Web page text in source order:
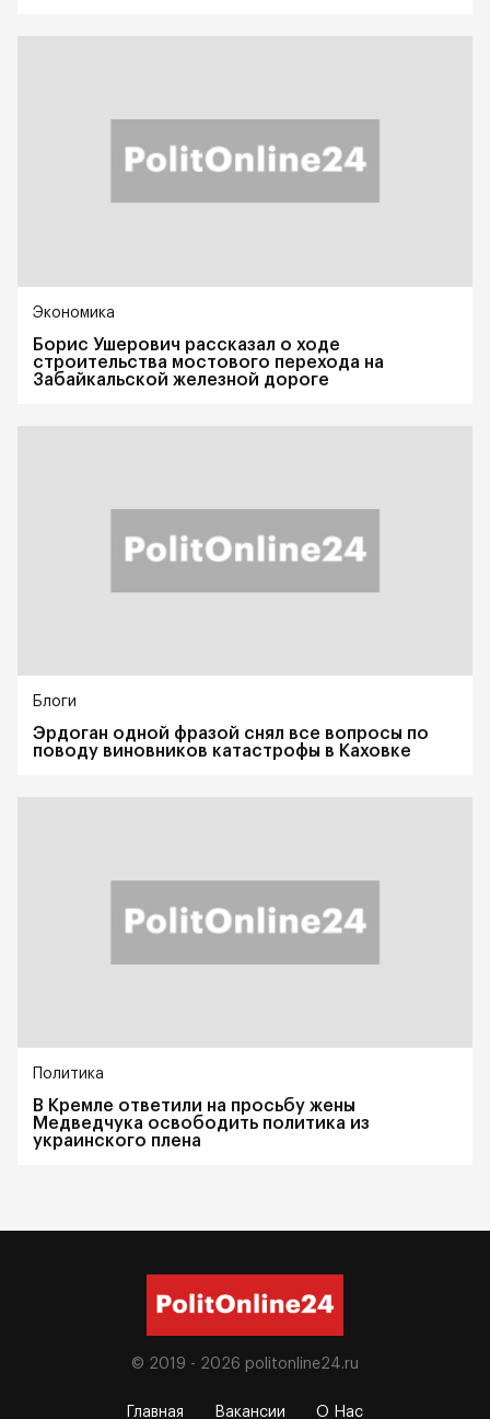
Экономика
Борис Ушерович рассказал о ходе
строительства мостового перехода на
Забайкальской железной дороге
Блоги
Эрдоган одной фразой снял все вопросы по
поводу виновников катастрофы в Каховке
Политика
В Кремле ответили на просьбу жены
Медведчука освободить политика из
украинского плена
© 2019 - 2026 politonline24.ru
Главная Вакансии О Нас